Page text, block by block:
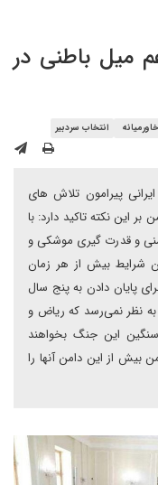
میل باطنی در
خاورمیانه انتخاب سردبیر
پیرامون تلاش های
این نکته تاکید دارد: با
و قدرت گیری موشکی و
شرایط بیش از هر زمان
پایان دادن به پنج سال
نظر نمی‌رسد که ریاض و
این جنگ بخواهند
بیش از این دامن آنها را